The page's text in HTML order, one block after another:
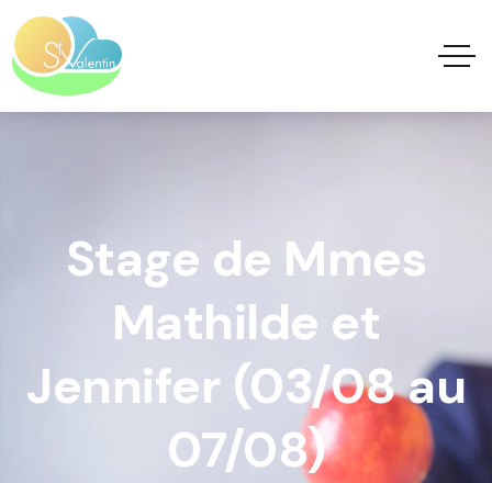
Stage de Mmes
Mathilde et
Jennifer (03/08 au
07/08)